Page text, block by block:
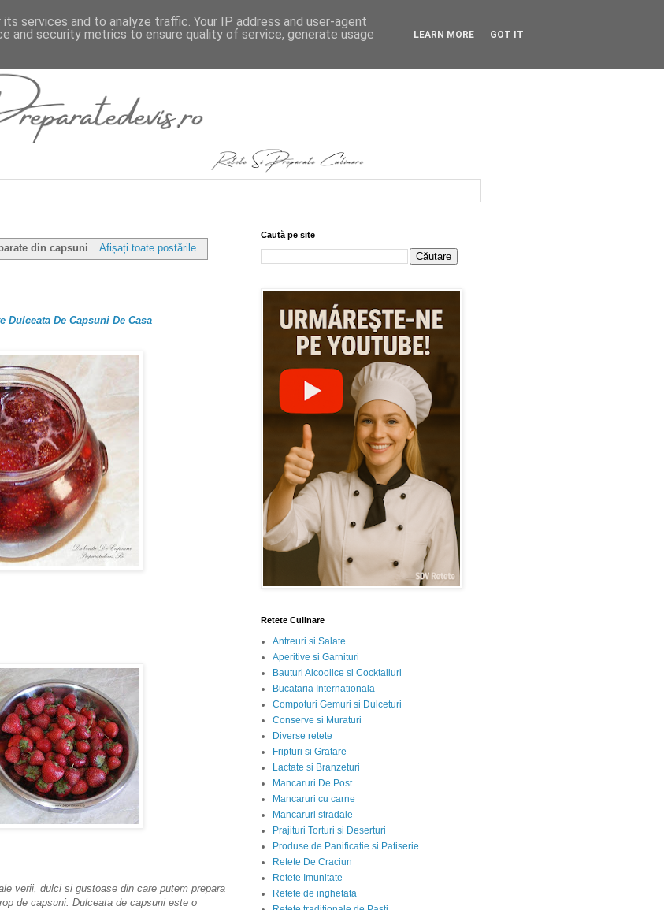
din capsuni. Afișați toate postările
Dulceata De Capsuni De Casa
verii, dulci si gustoase din care putem prepara
de capsuni. Dulceata de capsuni este o
Caută pe site
Retete Culinare
Antreuri si Salate
Aperitive si Garnituri
Bauturi Alcoolice si Cocktailuri
Bucataria Internationala
Compoturi Gemuri si Dulceturi
Conserve si Muraturi
Diverse retete
Fripturi si Gratare
Lactate si Branzeturi
Mancaruri De Post
Mancaruri cu carne
Mancaruri stradale
Prajituri Torturi si Deserturi
Produse de Panificatie si Patiserie
Retete De Craciun
Retete Imunitate
Retete de inghetata
services and to analyze traffic. Your IP address and user-agent
and security metrics to ensure quality of service, generate usage
LEARN MORE GOT IT